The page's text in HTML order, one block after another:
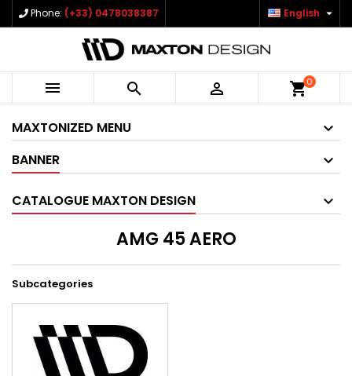
Phone: (+33) 0478038387 English 
   shopping_cart0
MAXTONIZED MENU
BANNER
CATALOGUE MAXTON DESIGN
AMG 45 AERO
Subcategories